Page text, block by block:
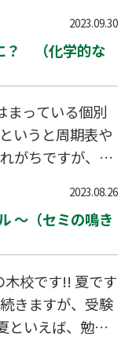
とがあるでしょ
。 あくまで個人
式が多く、単純
い一方で、作文
に「25単語以
問題を解こうと
り、そもそも単
践問題以外で対
WAMでも個々
や苦手に対応し
2023.09.30
？ （化学的な
まっている個別
いうと周期表や
がちですが、周
も覚えられると
付きました！ そ
の文字列は読み方
は「ピーファ
ァス）は調理器
ている化学物質
2023.08.26
～（セミの鳴き
校です!! 夏です
きますが、受験
といえば、勉強